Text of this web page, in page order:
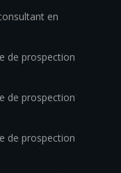
en
de prospection
de prospection
de prospection